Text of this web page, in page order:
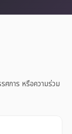
ศการ หรือความร่วม